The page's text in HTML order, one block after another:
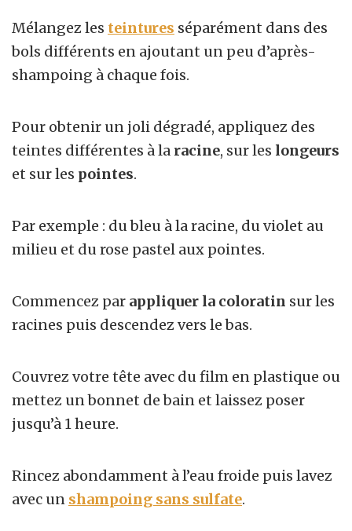
Mélangez les teintures séparément dans des
bols différents en ajoutant un peu d’après-
shampoing à chaque fois.
Pour obtenir un joli dégradé, appliquez des
teintes différentes à la racine, sur les longeurs
et sur les pointes.
Par exemple : du bleu à la racine, du violet au
milieu et du rose pastel aux pointes.
Commencez par appliquer la coloratin sur les
racines puis descendez vers le bas.
Couvrez votre tête avec du film en plastique ou
mettez un bonnet de bain et laissez poser
jusqu’à 1 heure.
Rincez abondamment à l’eau froide puis lavez
avec un shampoing sans sulfate.